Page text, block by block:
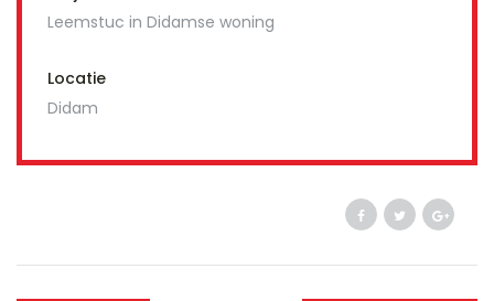
Leemstuc in Didamse woning
Locatie
Didam